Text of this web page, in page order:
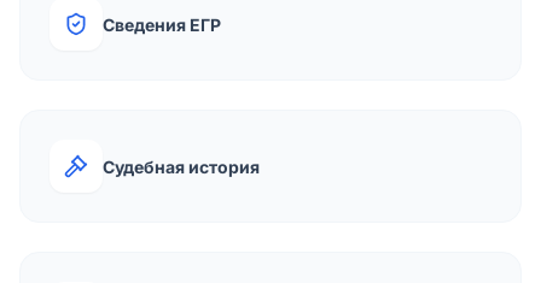
Сведения ЕГР
Судебная история